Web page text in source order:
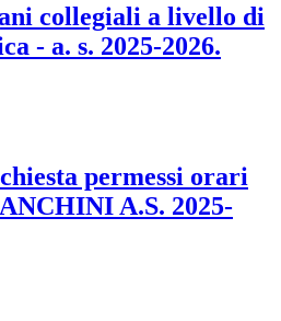
collegiali a livello di
- a. s. 2025-2026.
permessi orari
A.S. 2025-